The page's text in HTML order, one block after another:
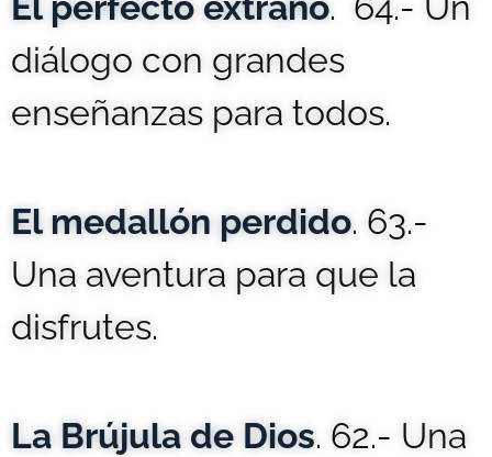
diálogo con grandes
enseñanzas para todos.
El medallón perdido. 63.-
Una aventura para que la
disfrutes.
La Brújula de Dios. 62.- Una